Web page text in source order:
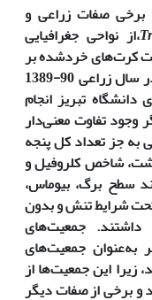
برخی صفات زراعی و
،از نواحی جغرافیایی
کرت‌های خرد‌شده بر
پایة بلوک‌های کامل تصادفی با 3 تکرار در سال زراعی 90-1389
تبریز انجام
وجود تفاوت معنی‌دار
به جز تعداد کل پنجه
شاخص کلروفیل و
سطح برگ، بیوماس،
شرایط تنش و بدون
داشتند. جمعیت‌های
به‌عنوان جمعیت‌های
این جمعیت‌ها از
و برخی از صفات دیگر